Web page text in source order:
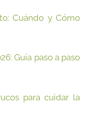
Cuándo y Cómo
Guía paso a paso
para cuidar la